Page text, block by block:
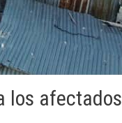
los afectados